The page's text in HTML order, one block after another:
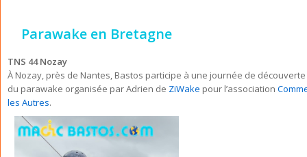
Parawake en Bretagne
TNS 44 Nozay
À Nozay, près de Nantes, Bastos participe à une journée de découverte
du parawake organisée par Adrien de ZiWake pour l’association
les Autres.